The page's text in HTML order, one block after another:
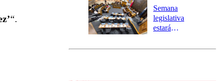
“.
Preventiva en
tres comunas
Semana
legislativa
estará
el fin de la